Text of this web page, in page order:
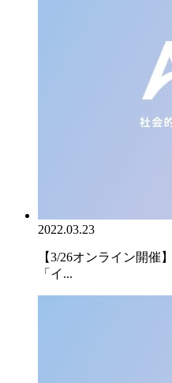
2022.03.23
【3/26オンライン開催
「イ...